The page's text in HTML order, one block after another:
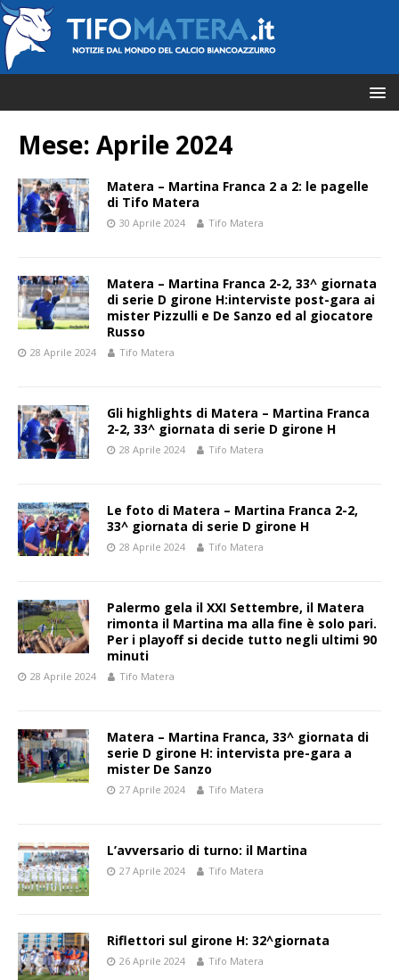
Mese: Aprile 2024
Matera – Martina Franca 2 a 2: le pagelle
di Tifo Matera
30 Aprile 2024 Tifo Matera
Matera – Martina Franca 2-2, 33^ giornata
di serie D girone H:interviste post-gara ai
mister Pizzulli e De Sanzo ed al giocatore
Russo
28 Aprile 2024 Tifo Matera
Gli highlights di Matera – Martina Franca
2-2, 33^ giornata di serie D girone H
28 Aprile 2024 Tifo Matera
Le foto di Matera – Martina Franca 2-2,
33^ giornata di serie D girone H
28 Aprile 2024 Tifo Matera
Palermo gela il XXI Settembre, il Matera
rimonta il Martina ma alla fine è solo pari.
Per i playoff si decide tutto negli ultimi 90
minuti
28 Aprile 2024 Tifo Matera
Matera – Martina Franca, 33^ giornata di
serie D girone H: intervista pre-gara a
mister De Sanzo
27 Aprile 2024 Tifo Matera
L’avversario di turno: il Martina
27 Aprile 2024 Tifo Matera
Riflettori sul girone H: 32^giornata
26 Aprile 2024 Tifo Matera